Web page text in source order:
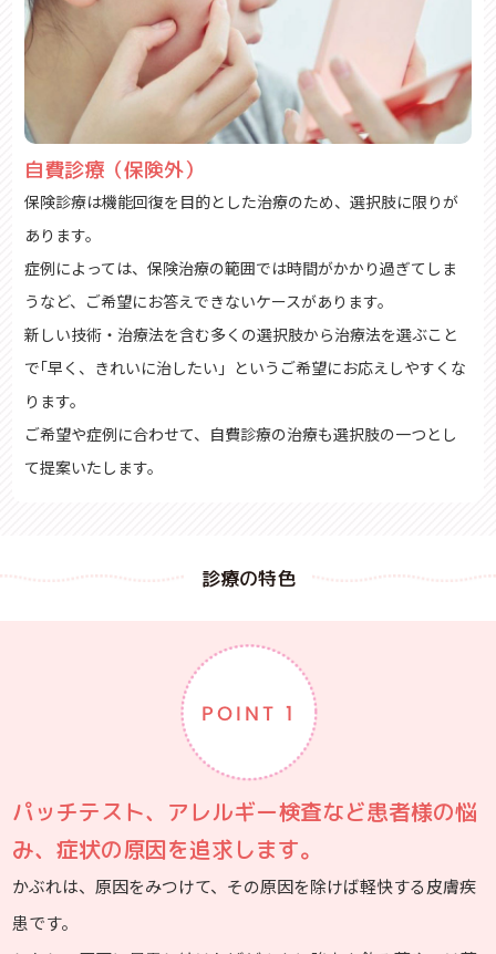
自費診療（保険外）
保険診療は機能回復を目的とした治療のため、選択肢に限りが
あります。
症例によっては、保険治療の範囲では時間がかかり過ぎてしま
うなど、ご希望にお答えできないケースがあります。
新しい技術・治療法を含む多くの選択肢から治療法を選ぶこと
で｢早く、きれいに治したい」というご希望にお応えしやすくな
ります。
ご希望や症例に合わせて、自費診療の治療も選択肢の一つとし
て提案いたします。
診療の特色
POINT 1
パッチテスト、アレルギー検査など患者様の悩
み、症状の原因を追求します。
かぶれは、原因をみつけて、その原因を除けば軽快する皮膚疾
患です。